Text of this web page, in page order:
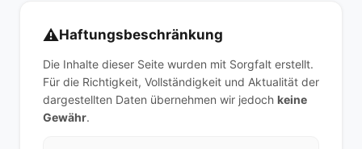
⚠Haftungsbeschränkung
Die Inhalte dieser Seite wurden mit Sorgfalt erstellt.
Für die Richtigkeit, Vollständigkeit und Aktualität der
dargestellten Daten übernehmen wir jedoch keine
Gewähr.